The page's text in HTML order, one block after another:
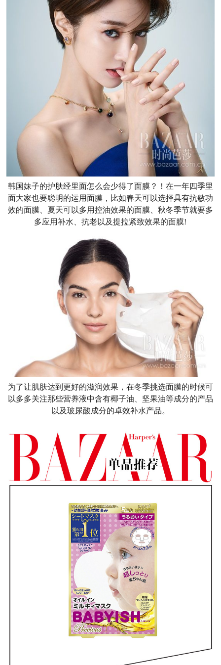
韩国妹子的护肤经里面怎么会少得了面膜？！在一年四季里
面大家也要聪明的运用面膜，比如春天可以选择具有抗敏功
效的面膜、夏天可以多用控油效果的面膜、秋冬季节就要多
多应用补水、抗老以及提拉紧致效果的面膜!
为了让肌肤达到更好的滋润效果，在冬季挑选面膜的时候可
以多多关注那些营养液中含有椰子油、坚果油等成分的产品
以及玻尿酸成分的卓效补水产品。